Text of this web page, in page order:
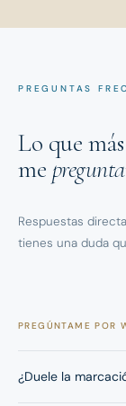
PREGUNTAS
Lo que más
me
Respuestas
tienes una duda
PREGÚNTAME POR
¿Duele la